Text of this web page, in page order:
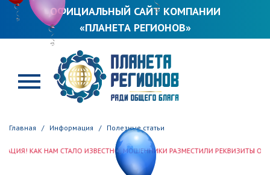
ОФИЦИАЛЬНЫЙ САЙТ КОМПАНИИ
«ПЛАНЕТА РЕГИОНОВ»
ПЛАНЕТА РЕГИОНОВ
Главная Информация Полезные статьи
КАК НАМ СТАЛО ИЗВЕСТНО, МОШЕННИКИ РАЗМЕСТИЛИ РЕКВИЗИТЫ ООО